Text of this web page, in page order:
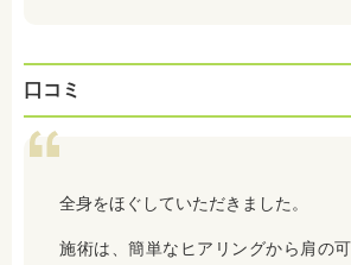
口コミ
全身をほぐしていただきました。
施術は、簡単なヒアリングから肩の